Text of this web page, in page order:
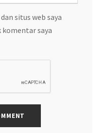
situs web saya
komentar saya